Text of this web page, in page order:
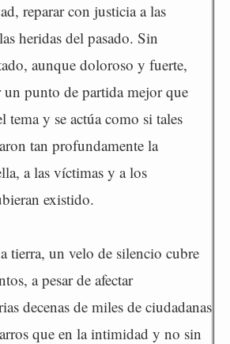
reparar con justicia a las
heridas del pasado. Sin
aunque doloroso y fuerte,
un punto de partida mejor que
tema y se actúa como si tales
tan profundamente la
a las víctimas y a los
existido.
tierra, un velo de silencio cubre
a pesar de afectar
decenas de miles de ciudadanas
que en la intimidad y no sin